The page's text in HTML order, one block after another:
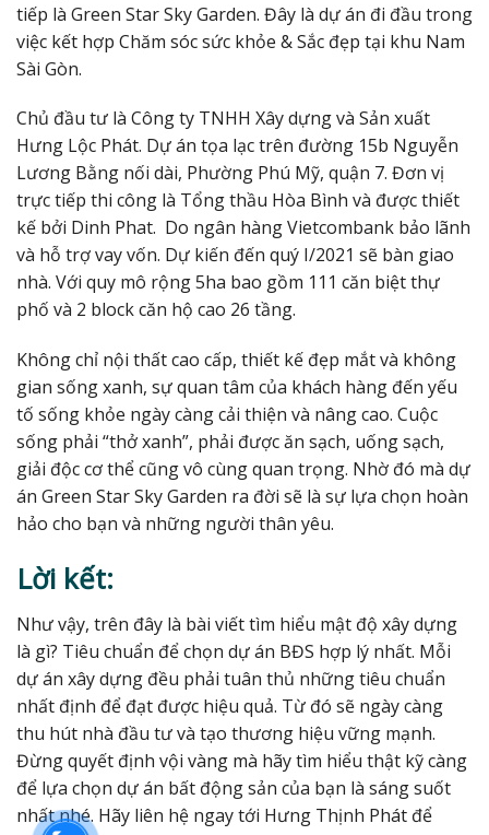
tiếp là Green Star Sky Garden. Đây là dự án đi đầu trong
việc kết hợp Chăm sóc sức khỏe & Sắc đẹp tại khu Nam
Sài Gòn.
Chủ đầu tư là Công ty TNHH Xây dựng và Sản xuất
Hưng Lộc Phát. Dự án tọa lạc trên đường 15b Nguyễn
Lương Bằng nối dài, Phường Phú Mỹ, quận 7. Đơn vị
trực tiếp thi công là Tổng thầu Hòa Bình và được thiết
kế bởi Dinh Phat. Do ngân hàng Vietcombank bảo lãnh
và hỗ trợ vay vốn. Dự kiến đến quý I/2021 sẽ bàn giao
nhà. Với quy mô rộng 5ha bao gồm 111 căn biệt thự
phố và 2 block căn hộ cao 26 tầng.
Không chỉ nội thất cao cấp, thiết kế đẹp mắt và không
gian sống xanh, sự quan tâm của khách hàng đến yếu
tố sống khỏe ngày càng cải thiện và nâng cao. Cuộc
sống phải “thở xanh”, phải được ăn sạch, uống sạch,
giải độc cơ thể cũng vô cùng quan trọng. Nhờ đó mà dự
án Green Star Sky Garden ra đời sẽ là sự lựa chọn hoàn
hảo cho bạn và những người thân yêu.
Lời kết:
Như vậy, trên đây là bài viết tìm hiểu mật độ xây dựng
là gì? Tiêu chuẩn để chọn dự án BĐS hợp lý nhất. Mỗi
dự án xây dựng đều phải tuân thủ những tiêu chuẩn
nhất định để đạt được hiệu quả. Từ đó sẽ ngày càng
thu hút nhà đầu tư và tạo thương hiệu vững mạnh.
Đừng quyết định vội vàng mà hãy tìm hiểu thật kỹ càng
để lựa chọn dự án bất động sản của bạn là sáng suốt
nhất nhé. Hãy liên hệ ngay tới Hưng Thịnh Phát để